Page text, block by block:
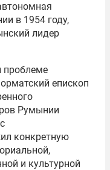
в 1954 году,
лидер
проблеме
епископ
Румынии
конкретную
и культурной